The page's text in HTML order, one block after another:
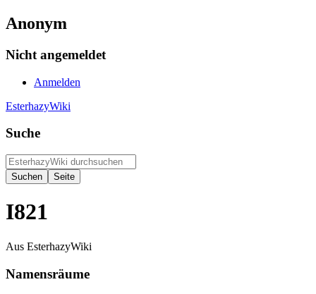
Anonym
Nicht angemeldet
Anmelden
EsterhazyWiki
Suche
I821
Aus EsterhazyWiki
Namensräume